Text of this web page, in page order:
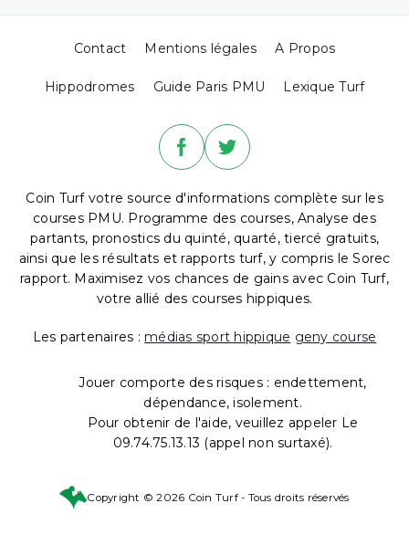
Contact Mentions légales A Propos
Hippodromes Guide Paris PMU Lexique Turf
Coin Turf votre source d'informations complète sur les
courses PMU. Programme des courses, Analyse des
partants, pronostics du quinté, quarté, tiercé gratuits,
ainsi que les résultats et rapports turf, y compris le Sorec
rapport. Maximisez vos chances de gains avec Coin Turf,
votre allié des courses hippiques.
Les partenaires : médias sport hippique geny course
Jouer comporte des risques : endettement,
dépendance, isolement.
Pour obtenir de l'aide, veuillez appeler Le
09.74.75.13.13 (appel non surtaxé).
Copyright © 2026 Coin Turf - Tous droits réservés